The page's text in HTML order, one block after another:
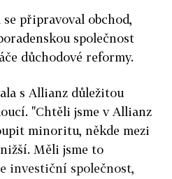
připravoval obchod,
společnost
důchodové reformy.
s Allianz důležitou
"Chtěli jsme v Allianz
minoritu, někde mezi
Měli jsme to
investiční společnost,